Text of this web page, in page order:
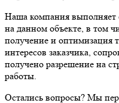
Наша компания выполняет
на данном объекте, в том
получение и оптимизация
интересов заказчика,
получено разрешение на
работы.
Остались вопросы? Мы